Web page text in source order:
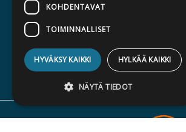
ENNAKKOTILATTAVAT
LAHJAKORTTI
KOHDENTAVAT
TOIMINNALLISET
HYVÄKSY KAIKKI HYLKÄÄ KAIKKI
NÄYTÄ TIEDOT